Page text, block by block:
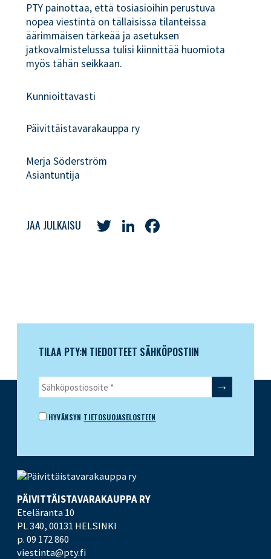
PTY painottaa, että tosiasioihin perustuva
nopea viestintä on tällaisissa tilanteissa
äärimmäisen tärkeää ja asetuksen
jatkovalmistelussa tulisi kiinnittää huomiota
myös tähän seikkaan.
Kunnioittavasti
Päivittäistavarakauppa ry
Merja Söderström
Asiantuntija
JAA JULKAISU TwitterLinkedIn
TILAA PTY:N TIEDOTTEET SÄHKÖPOSTIIN
HYVÄKSYN TIETOSUOJASELOSTEEN
PÄIVITTÄISTAVARA­KAUPPA RY
Eteläranta 10
PL 340,00131 HELSINKI
p. 09 172 860
viestinta@pty.fi